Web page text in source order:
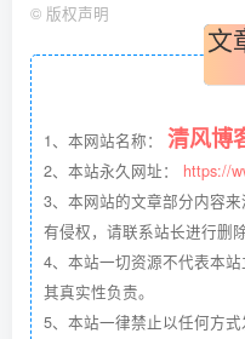
© 版权声明
文
1、本网站名称： 清风博
2、本站永久网址： https://
3、本网站的文章部分内容
有侵权，请联系站长进行删
4、本站一切资源不代表本
其真实性负责。
5、本站一律禁止以任何方